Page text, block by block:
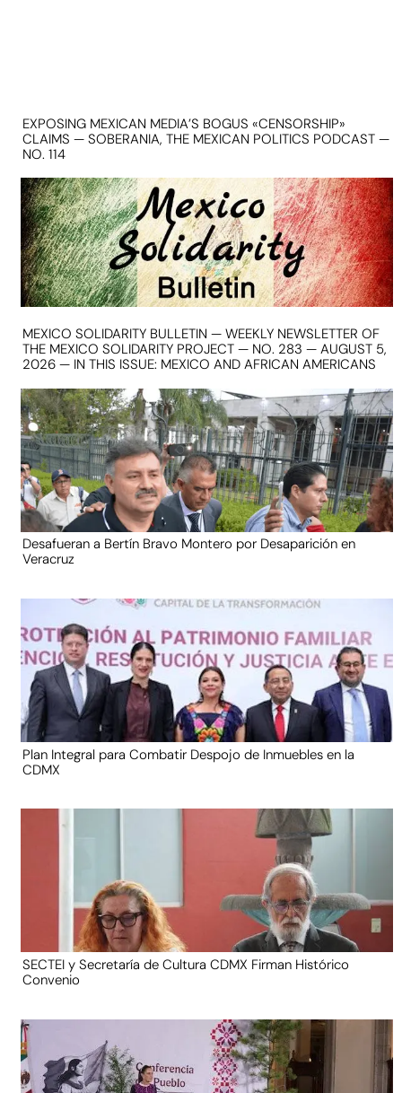
EXPOSING MEXICAN MEDIA’S BOGUS «CENSORSHIP»
CLAIMS — SOBERANIA, THE MEXICAN POLITICS PODCAST —
NO. 114
MEXICO SOLIDARITY BULLETIN — WEEKLY NEWSLETTER OF
THE MEXICO SOLIDARITY PROJECT — NO. 283 — AUGUST 5,
2026 — IN THIS ISSUE: MEXICO AND AFRICAN AMERICANS
Desafueran a Bertín Bravo Montero por Desaparición en
Veracruz
Plan Integral para Combatir Despojo de Inmuebles en la
CDMX
SECTEI y Secretaría de Cultura CDMX Firman Histórico
Convenio